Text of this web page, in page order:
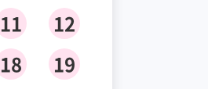
11
12
18
19